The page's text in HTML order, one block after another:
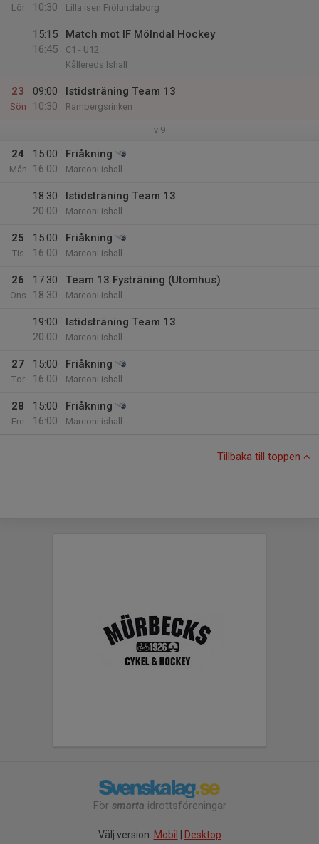
Lör
10:30
Lilla isen Frölundaborg
15:15
16:45
Match mot IF Mölndal Hockey
C1 - U12
Kållereds Ishall
23
Sön
09:00
10:30
Istidsträning Team 13
Rambergsrinken
v.9
24
Mån
15:00
16:00
Friåkning
Marconi ishall
18:30
20:00
Istidsträning Team 13
Marconi ishall
25
Tis
15:00
16:00
Friåkning
Marconi ishall
26
Ons
17:30
18:30
Team 13 Fysträning (Utomhus)
Marconi ishall
19:00
20:00
Istidsträning Team 13
Marconi ishall
27
Tor
15:00
16:00
Friåkning
Marconi ishall
28
Fre
15:00
16:00
Friåkning
Marconi ishall
Tillbaka till toppen
För smarta idrottsföreningar
Välj version: Mobil Desktop